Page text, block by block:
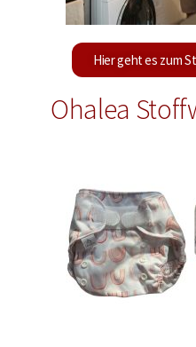
Hier geht es zum
Ohalea